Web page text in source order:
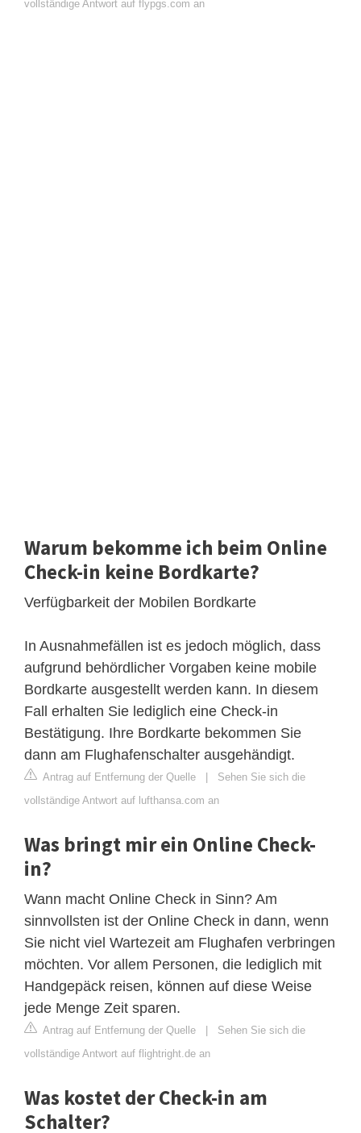
vollständige Antwort auf flypgs.com an
Warum bekomme ich beim Online
Check-in keine Bordkarte?
Verfügbarkeit der Mobilen Bordkarte
In Ausnahmefällen ist es jedoch möglich, dass
aufgrund behördlicher Vorgaben keine mobile
Bordkarte ausgestellt werden kann. In diesem
Fall erhalten Sie lediglich eine Check-in
Bestätigung. Ihre Bordkarte bekommen Sie
dann am Flughafenschalter ausgehändigt.
Antrag auf Entfernung der Quelle | Sehen Sie sich die
vollständige Antwort auf lufthansa.com an
Was bringt mir ein Online Check-
in?
Wann macht Online Check in Sinn? Am
sinnvollsten ist der Online Check in dann, wenn
Sie nicht viel Wartezeit am Flughafen verbringen
möchten. Vor allem Personen, die lediglich mit
Handgepäck reisen, können auf diese Weise
jede Menge Zeit sparen.
Antrag auf Entfernung der Quelle | Sehen Sie sich die
vollständige Antwort auf flightright.de an
Was kostet der Check-in am
Schalter?